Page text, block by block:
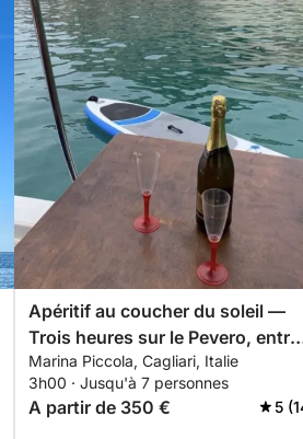
Apéritif au coucher du soleil —
Trois heures sur le Pevero, entre
les bassins et la Selle du Diable
Marina Piccola, Cagliari, Italie
3h00 · Jusqu'à 7 personnes
A partir de 350 € 5